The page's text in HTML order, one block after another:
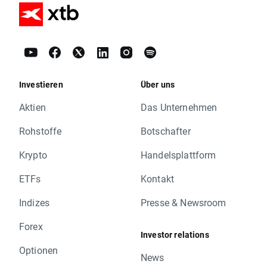
Investieren
Aktien
Rohstoffe
Krypto
ETFs
Indizes
Forex
Optionen
Über uns
Das Unternehmen
Botschafter
Handelsplattform
Kontakt
Presse & Newsroom
Investor relations
News